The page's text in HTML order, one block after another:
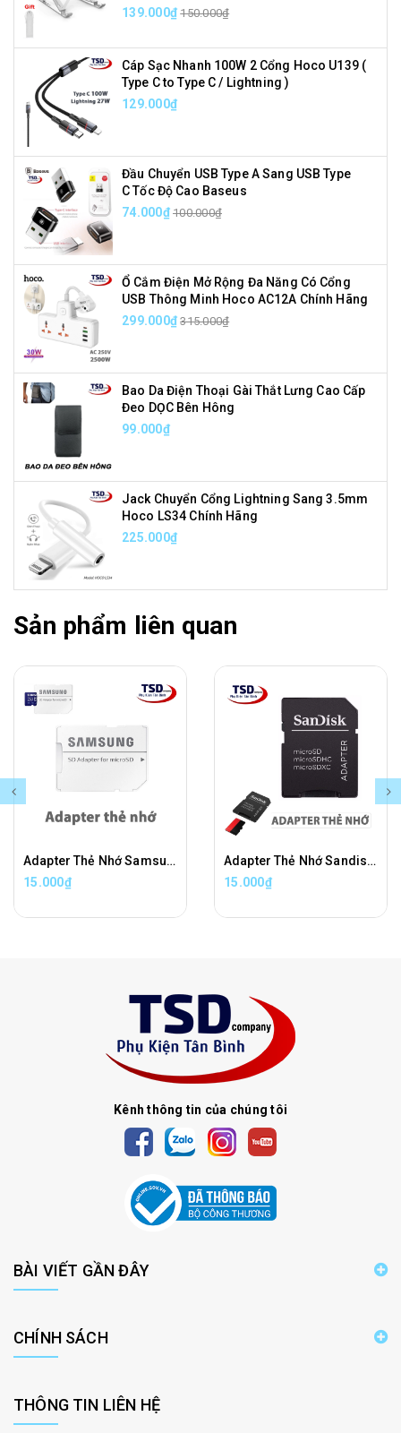
139.000₫ 150.000₫
Cáp Sạc Nhanh 100W 2 Cổng Hoco U139 (
Type C to Type C / Lightning )
129.000₫
Đầu Chuyển USB Type A Sang USB Type
C Tốc Độ Cao Baseus
74.000₫ 100.000₫
Ổ Cắm Điện Mở Rộng Đa Năng Có Cổng
USB Thông Minh Hoco AC12A Chính Hãng
299.000₫ 315.000₫
Bao Da Điện Thoại Gài Thắt Lưng Cao Cấp
Đeo DỌC Bên Hông
99.000₫
Jack Chuyển Cổng Lightning Sang 3.5mm
Hoco LS34 Chính Hãng
225.000₫
Sản phẩm liên quan
Adapter Thẻ Nhớ Samsung Chuyển Đổi Thẻ Nhớ Micro SD Sang Thẻ Nhớ SD Chính Hãng
15.000₫
Adapter Thẻ Nhớ Sandisk Chuyển Đổi Thẻ Nhớ Micro SD Sang Thẻ Nhớ SD Chính Hãng
15.000₫
Kênh thông tin của chúng tôi
BÀI VIẾT GẦN ĐÂY
CHÍNH SÁCH
THÔNG TIN LIÊN HỆ